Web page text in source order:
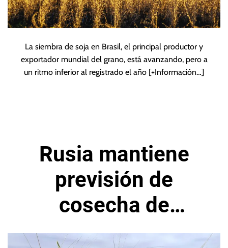
La siembra de soja en Brasil, el principal productor y
exportador mundial del grano, está avanzando, pero a
un ritmo inferior al registrado el año [+Información…]
Rusia mantiene
previsión de
cosecha de
cereales para 2025